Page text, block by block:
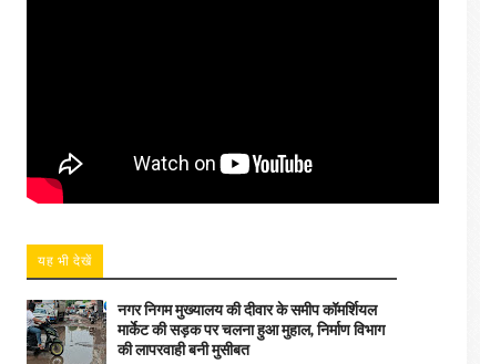
यह भी देखें
नगर निगम मुख्यालय की दीवार के समीप कॉमर्शियल
मार्केट की सड़क पर चलना हुआ मुहाल, निर्माण विभाग
की लापरवाही बनी मुसीबत